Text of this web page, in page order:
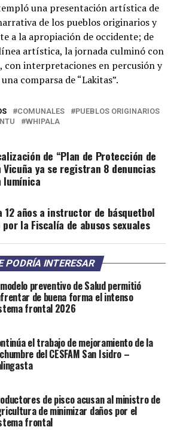
una presentación artística de
de los pueblos originarios y
a la apropiación de occidente; de
artística, la jornada culminó con
con interpretaciones en percusión y
comparsa de “Lakitas”.
COMUNALES
PUEBLOS ORIGINARIOS
WHIPALA
de “Plan de Protección de
Vicuña ya se registran 8 denuncias
lumínica
12 años a instructor de básquetbol
la Fiscalía de abusos sexuales
PODRÍA INTERESAR
preventivo de Salud permitió
de buena forma el intenso
frontal 2026
el trabajo de mejoramiento de la
del CESFAM San Isidro –
de pisco acusan al ministro de
de minimizar daños por el
frontal